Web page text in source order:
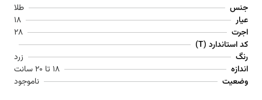
جنس
طلا
عیار
18
اجرت
28
کد استاندارد (T)
رنگ
زرد
اندازه
18 تا 20 سانت
وضعیت
ناموجود